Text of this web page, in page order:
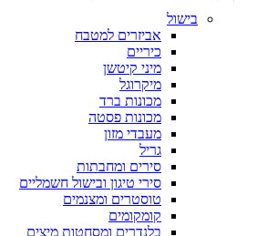
בישול
אביזרים למטבח
כיריים
מיני קיטשן
מיקרוגל
מכונות ברד
מכונות פסטה
מעבדי מזון
גריל
סירים ומחבתות
סירי טיגון ובישול חשמליים
טוסטרים ומצנמים
קומקומים
בלנדרים ומסחטות מיצים